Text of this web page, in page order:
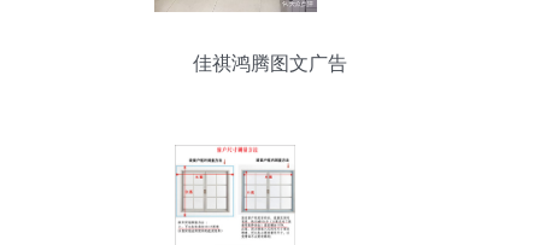
佳祺鸿腾图文广告